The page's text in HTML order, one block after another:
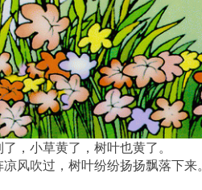
，小草黄了，树叶也黄了。
风吹过，树叶纷纷扬扬飘落下来。